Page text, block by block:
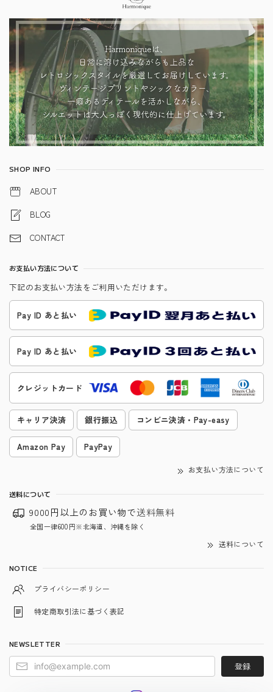
SHOP INFO
ABOUT
BLOG
CONTACT
お支払い方法について
下記のお支払い方法をご利用いただけます。
Pay ID あと払い
Pay ID あと払い
クレジットカード
キャリア決済 銀行振込 コンビニ決済・Pay-easy
Amazon Pay PayPay
お支払い方法について
送料について
9000円以上のお買い物で送料無料
全国一律600円※北海道、沖縄を除く
送料について
NOTICE
プライバシーポリシー
特定商取引法に基づく表記
NEWSLETTER
登録